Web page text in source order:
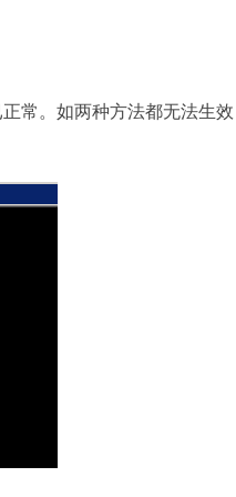
常。如两种方法都无法生